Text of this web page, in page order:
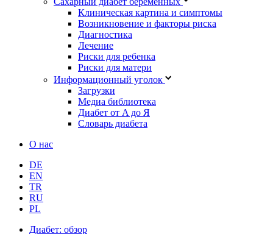
Клиническая картина и симптомы
Возникновение и факторы риска
Диагностика
Лечение
Риски для ребенка
Риски для матери
Информационный уголок
Загрузки
Медиа библиотека
Диабет от A до Я
Словарь диабета
О нас
DE
EN
TR
RU
PL
Диабет: обзор